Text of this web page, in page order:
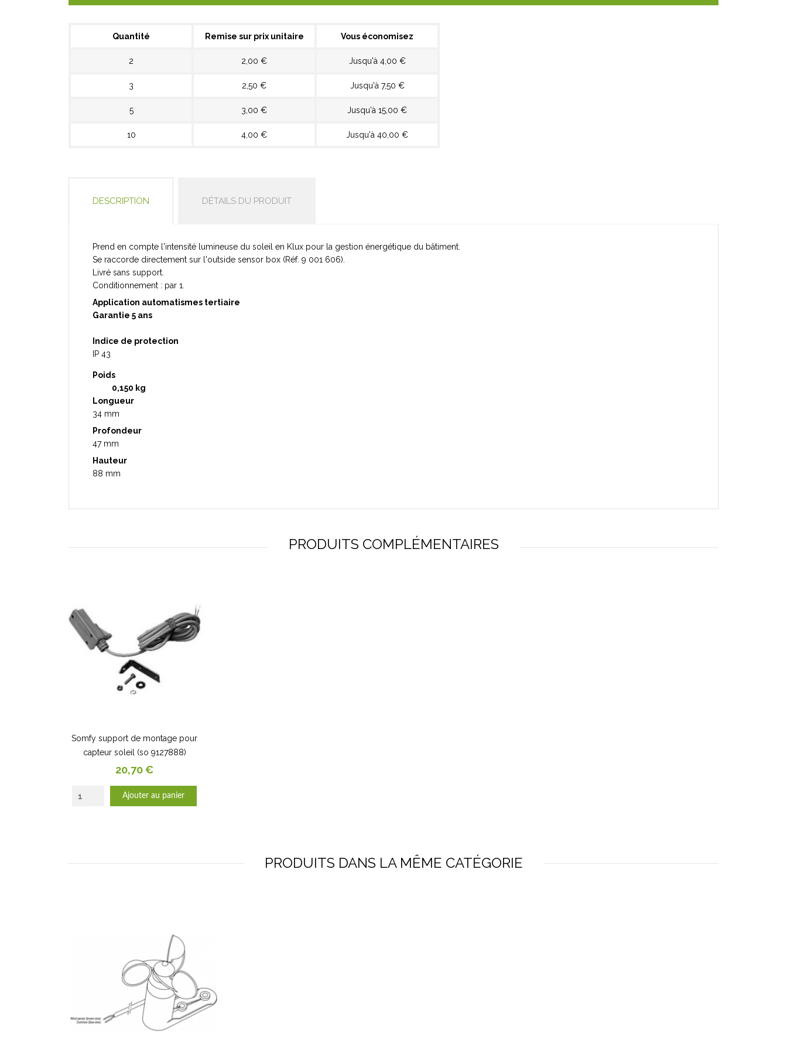
Quantité Remise sur prix unitaire Vous économisez
2 2,00 € Jusqu'à 4,00 €
3 2,50 € Jusqu'à 7,50 €
5 3,00 € Jusqu'à 15,00 €
10 4,00 € Jusqu'à 40,00 €
DESCRIPTION DÉTAILS DU PRODUIT
Prend en compte l'intensité lumineuse du soleil en Klux pour la gestion énergétique du bâtiment.
Se raccorde directement sur l'outside sensor box (Réf. 9 001 606).
Livré sans support.
Conditionnement : par 1.
Application automatismes tertiaire
Garantie 5 ans
Indice de protection
IP 43
Poids
0,150 kg
Longueur
34 mm
Profondeur
47 mm
Hauteur
88 mm
PRODUITS COMPLÉMENTAIRES
Somfy support de montage pour
capteur soleil (so 9127888)
Prix
20,70 €
Ajouter au panier
PRODUITS DANS LA MÊME CATÉGORIE